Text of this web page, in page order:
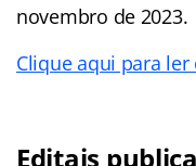
novembro de 2023.
Clique aqui para
Editais